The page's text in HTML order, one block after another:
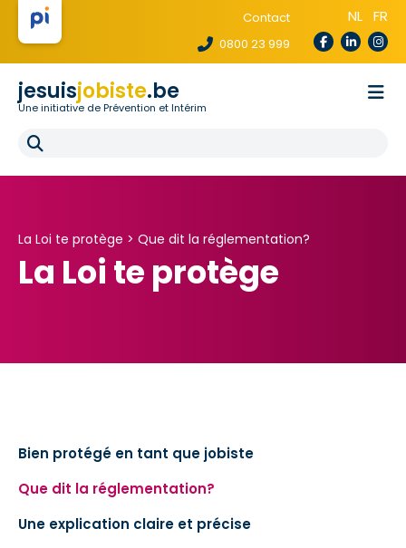
Contact
0800 23 999
NL FR
jesuisjobiste.be
Une initiative de Prévention et Intérim
Pour les agences
La Loi te protège > Que dit la réglementation?
La Loi te protège
Bien protégé en tant que jobiste
Que dit la réglementation?
Une explication claire et précise